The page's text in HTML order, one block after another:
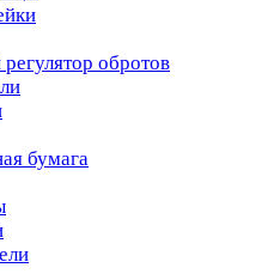
обротов
бумага